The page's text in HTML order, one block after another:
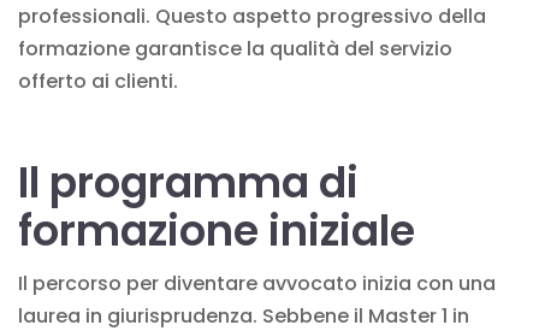
professionali. Questo aspetto progressivo della
formazione garantisce la qualità del servizio
offerto ai clienti.
Il programma di
formazione iniziale
Il percorso per diventare avvocato inizia con una
laurea in giurisprudenza. Sebbene il Master 1 in